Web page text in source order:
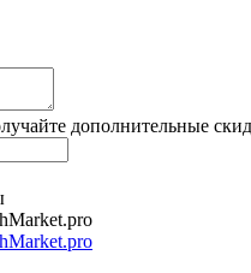
дополнительные